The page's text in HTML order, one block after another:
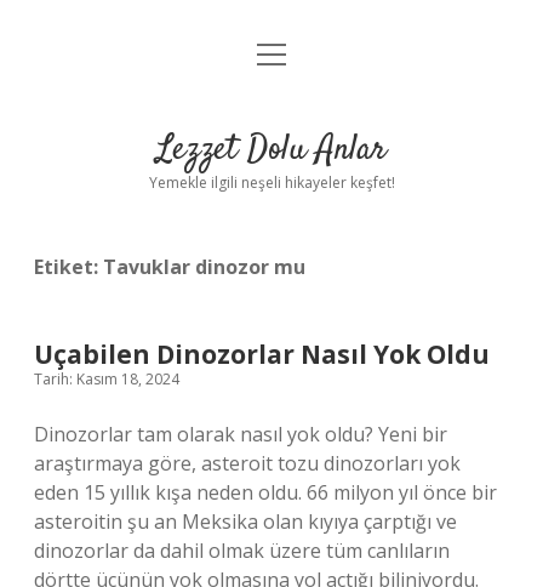
Anasayfa
Yasal Uyarı
menüyü
Lezzet Dolu Anlar
Yemekle ilgili neşeli hikayeler keşfet!
Etiket: Tavuklar dinozor mu
Uçabilen Dinozorlar Nasıl Yok Oldu
Tarih: Kasım 18, 2024
Dinozorlar tam olarak nasıl yok oldu? Yeni bir
araştırmaya göre, asteroit tozu dinozorları yok
eden 15 yıllık kışa neden oldu. 66 milyon yıl önce bir
asteroitin şu an Meksika olan kıyıya çarptığı ve
dinozorlar da dahil olmak üzere tüm canlıların
dörtte üçünün yok olmasına yol açtığı biliniyordu.